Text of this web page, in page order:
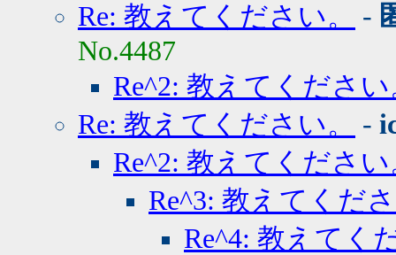
Re: 教えてください。
-
No.4487
Re^2: 教えてくださ
Re: 教えてください。
-
Re^2: 教えてくださ
Re^3: 教えてくだ
Re^4: 教えてく